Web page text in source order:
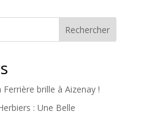
Rechercher
Ferrière brille à Aizenay !
: Une Belle